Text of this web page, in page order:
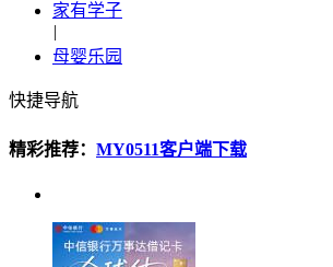
家有学子
|
母婴乐园
快捷导航
精彩推荐： MY0511客户端下载